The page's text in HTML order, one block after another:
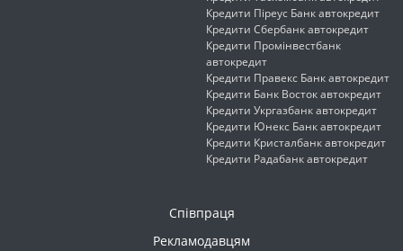
Кредити Піреус Банк автокредит
Кредити Сбербанк автокредит
Кредити Промінвестбанк
автокредит
Кредити Правекс Банк автокредит
Кредити Банк Восток автокредит
Кредити Укргазбанк автокредит
Кредити Юнекс Банк автокредит
Кредити Кристалбанк автокредит
Кредити Радабанк автокредит
Співпраця
Рекламодавцям